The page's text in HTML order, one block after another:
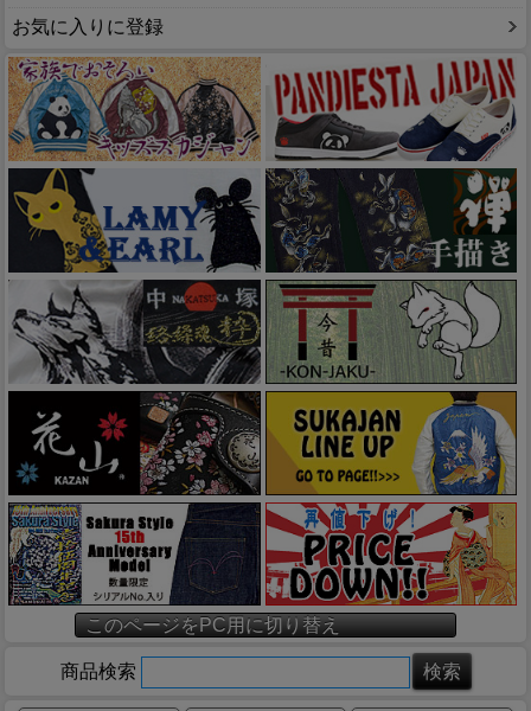
お気に入りに登録
このページをPC用に切り替え
商品検索